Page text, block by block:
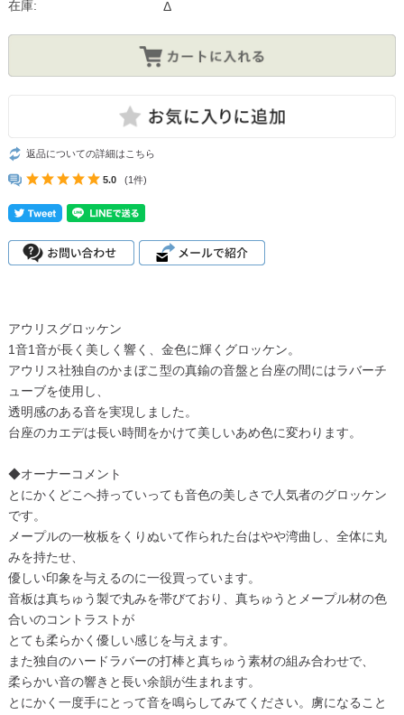
在庫: Δ
返品についての詳細はこちら
5.0 (1件)
アウリスグロッケン
1音1音が長く美しく響く、金色に輝くグロッケン。
アウリス社独自のかまぼこ型の真鍮の音盤と台座の間にはラバーチ
ューブを使用し、
透明感のある音を実現しました。
台座のカエデは長い時間をかけて美しいあめ色に変わります。
◆オーナーコメント
とにかくどこへ持っていっても音色の美しさで人気者のグロッケン
です。
メープルの一枚板をくりぬいて作られた台はやや湾曲し、全体に丸
みを持たせ、
優しい印象を与えるのに一役買っています。
音板は真ちゅう製で丸みを帯びており、真ちゅうとメープル材の色
合いのコントラストが
とても柔らかく優しい感じを与えます。
また独自のハードラバーの打棒と真ちゅう素材の組み合わせで、
柔らかい音の響きと長い余韻が生まれます。
とにかく一度手にとって音を鳴らしてみてください。虜になること